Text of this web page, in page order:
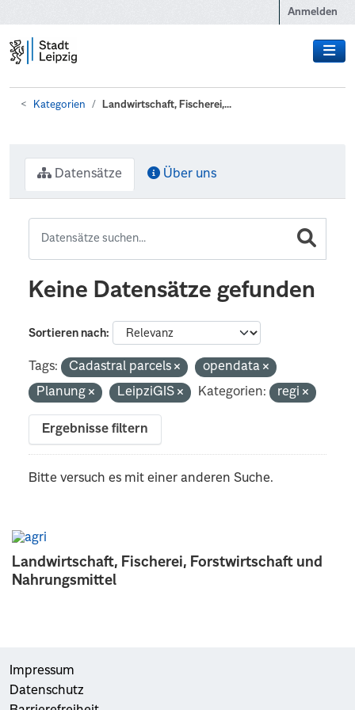
Anmelden
Kategorien Landwirtschaft, Fischerei,...
Landwirtschaft, Fischerei, Forstwirtschaft und
Nahrungsmittel
Datensätze Über uns
Keine Datensätze gefunden
Sortieren nach
Tags: Cadastral parcels
opendata
Planung
LeipziGIS Kategorien: regi
Ergebnisse filtern
Bitte versuch es mit einer anderen Suche.
Impressum
Datenschutz